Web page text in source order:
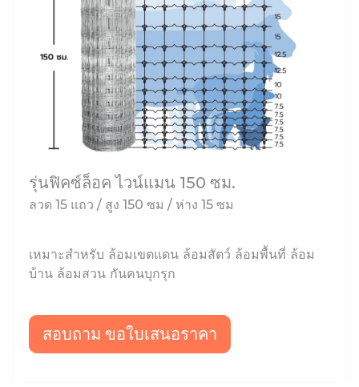
รุ่นฟิคซ์ล็อค ไวน์แมน 150 ซม.
ลวด 15 แถว / สูง 150 ซม / ห่าง 15 ซม
เหมาะสำหรับ ล้อมเขตแดน ล้อมสัตว์ ล้อมพื้นที่ ล้อม
บ้าน ล้อมสวน กันคนบุกรุก
สอบถาม ขอใบเสนอราคา